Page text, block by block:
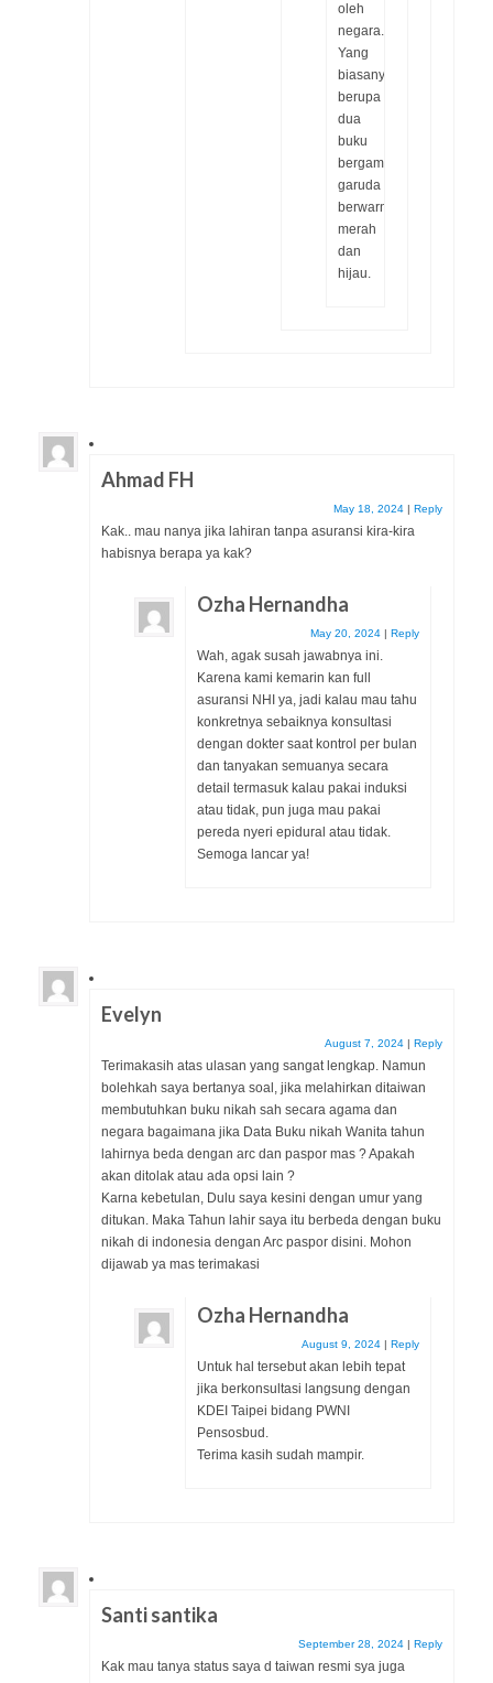
oleh
negara.
Yang
biasanya
berupa
dua
buku
bergambar
garuda
berwarna
merah
dan
hijau.
Ahmad FH
May 18, 2024 Reply
Kak.. mau nanya jika lahiran tanpa asuransi kira-kira
habisnya berapa ya kak?
Ozha Hernandha
May 20, 2024 Reply
Wah, agak susah jawabnya ini.
Karena kami kemarin kan full
asuransi NHI ya, jadi kalau mau tahu
konkretnya sebaiknya konsultasi
dengan dokter saat kontrol per bulan
dan tanyakan semuanya secara
detail termasuk kalau pakai induksi
atau tidak, pun juga mau pakai
pereda nyeri epidural atau tidak.
Semoga lancar ya!
Evelyn
August 7, 2024 Reply
Terimakasih atas ulasan yang sangat lengkap. Namun
bolehkah saya bertanya soal, jika melahirkan ditaiwan
membutuhkan buku nikah sah secara agama dan
negara bagaimana jika Data Buku nikah Wanita tahun
lahirnya beda dengan arc dan paspor mas ? Apakah
akan ditolak atau ada opsi lain ?
Karna kebetulan, Dulu saya kesini dengan umur yang
ditukan. Maka Tahun lahir saya itu berbeda dengan buku
nikah di indonesia dengan Arc paspor disini. Mohon
dijawab ya mas terimakasi
Ozha Hernandha
August 9, 2024 Reply
Untuk hal tersebut akan lebih tepat
jika berkonsultasi langsung dengan
KDEI Taipei bidang PWNI
Pensosbud.
Terima kasih sudah mampir.
Santi santika
September 28, 2024 Reply
Kak mau tanya status saya d taiwan resmi sya juga